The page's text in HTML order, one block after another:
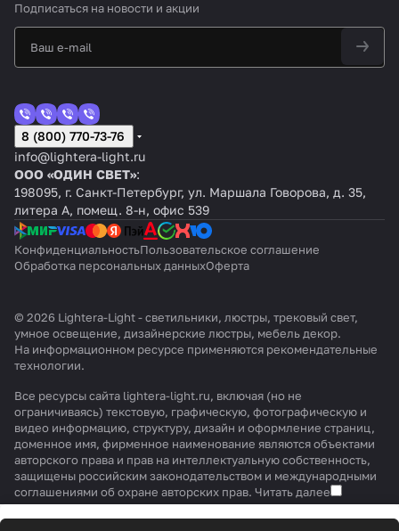
Подписаться на новости и акции
8 (800) 770-73-76
info@lightera-light.ru
ООО «ОДИН СВЕТ»:
198095, г. Санкт-Петербург, ул. Маршала Говорова, д. 35,
литера А, помещ. 8-н, офис 539
КонфиденциальностьПользовательское соглашение
Обработка персональных данныхОферта
© 2026 Lightera-Light - светильники, люстры, трековый свет,
умное освещение, дизайнерские люстры, мебель декор.
На информационном ресурсе применяются рекомендательные
технологии.
Все ресурсы сайта lightera-light.ru, включая (но не
ограничиваясь) текстовую, графическую, фотографическую и
видео информацию, структуру, дизайн и оформление страниц,
доменное имя, фирменное наименование являются объектами
авторского права и прав на интеллектуальную собственность,
защищены российским законодательством и международными
соглашениями об охране авторских прав. Читать далее